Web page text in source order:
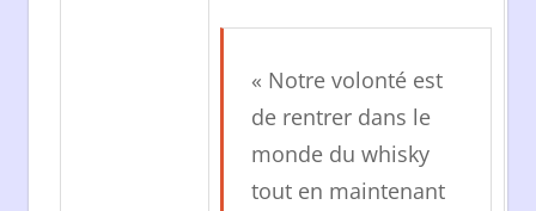
« Notre volonté est
de rentrer dans le
monde du whisky
tout en maintenant